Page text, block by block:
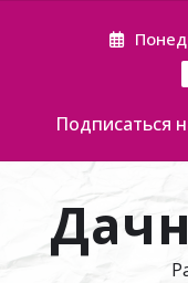
Подписаться